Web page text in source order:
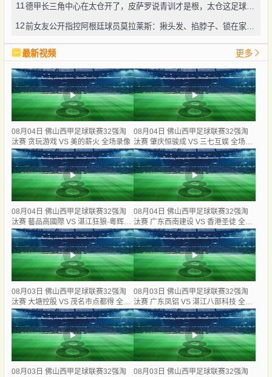
11 德甲长三角中心在太仓开了，皮萨罗说青训才是根，太仓这足球味儿还真不赖
12
最新视频 更多
08月04日 佛山西甲足球联赛32强淘
汰赛 贪玩游戏 VS 美的薪火 全场录像
08月04日 佛山西甲足球联赛32强淘
汰赛 肇庆恒骏成 VS 三七互娱 全场录
像
08月04日 佛山西甲足球联赛32强淘
汰赛 藝品高國際 VS 湛江狂狼·粵辉能
源 全场录像
08月04日 佛山西甲足球联赛32强淘
汰赛 广东西南建设 VS 香港圣徒 全场
录像
08月03日 佛山西甲足球联赛32强淘
汰赛 大塘控股 VS 茂名市点都得 全场
录像
08月03日 佛山西甲足球联赛32强淘
汰赛 广东凤铝 VS 湛江八部科技 全场
录像
08月03日 佛山西甲足球联赛32强淘
08月03日 佛山西甲足球联赛32强淘